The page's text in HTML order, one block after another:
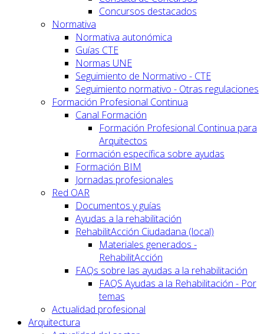
Concursos destacados
Normativa
Normativa autonómica
Guías CTE
Normas UNE
Seguimiento de Normativo - CTE
Seguimiento normativo - Otras regulaciones
Formación Profesional Continua
Canal Formación
Formación Profesional Continua para
Arquitectos
Formación específica sobre ayudas
Formación BIM
Jornadas profesionales
Red OAR
Documentos y guías
Ayudas a la rehabilitación
RehabilitAcción Ciudadana (local)
Materiales generados -
RehabilitAcción
FAQs sobre las ayudas a la rehabilitación
FAQS Ayudas a la Rehabilitación - Por
temas
Actualidad profesional
Arquitectura